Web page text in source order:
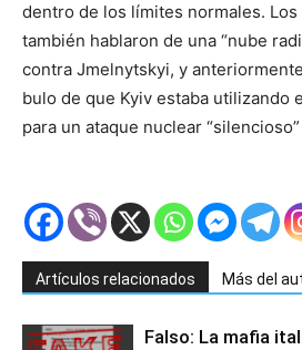
dentro de los límites normales.
también hablaron de una “nube
contra Jmelnytskyi, y
bulo de que Kyiv estaba utilizando
para un ataque nuclear
Artículos relacionados Más del
Falso: La mafia